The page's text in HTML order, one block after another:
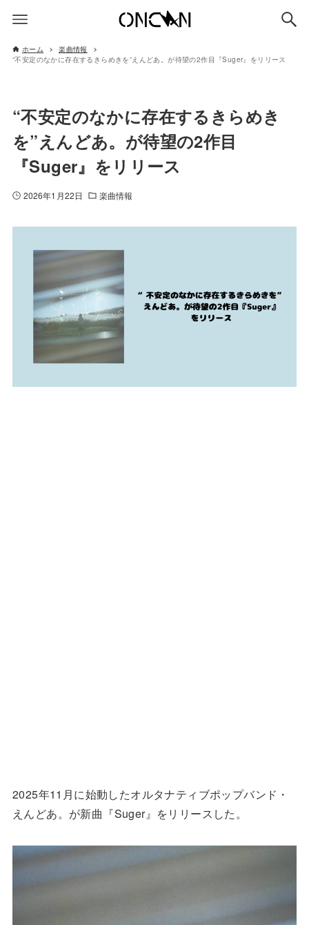
ホーム
楽曲情報
“不安定のなかに存在するきらめきを”えんどあ。が待望の2作目『Suger』をリリース
“不安定のなかに存在するきらめき
を”えんどあ。が待望の2作目
『Suger』をリリース
2026年1月22日 楽曲情報
2025年11月に始動したオルタナティブポップバンド・
えんどあ。が新曲『Suger』をリリースした。